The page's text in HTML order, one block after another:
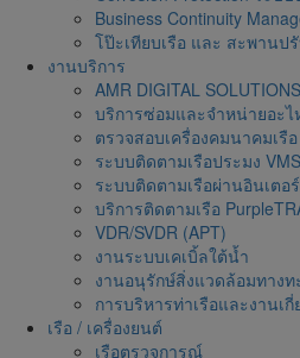
Business Continuity
โป๊ะเทียบเรือ และ สะพานป
งานบริการ
AMR DIGITAL SOLUTIONS
บริการซ่อมและจำหน่ายอะไ
ตรวจสอบเครื่องคมนาคมเรือ
ระบบติดตามเรือประมง VMS
ระบบติดตามเรือผ่านอินเตอ
บริการติดตามเรือ
VDR/SVDR (APT)
งานระบบเคเบิ้ลใต้น้ำ
งานอนุรักษ์สิ่งแวดล้อมทางท
การบริหารท่าเรือและงานเกี่
เรือ / เครื่องยนต์
เรือตรวจการณ์